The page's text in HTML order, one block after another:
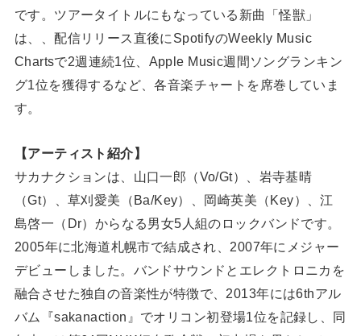
です。ツアータイトルにもなっている新曲「怪獣」
は、、配信リリース直後にSpotifyのWeekly Music
Chartsで2週連続1位、Apple Music週間ソングランキン
グ1位を獲得するなど、各音楽チャートを席巻していま
す。
【アーティスト紹介】
サカナクションは、山口一郎（Vo/Gt）、岩寺基晴
（Gt）、草刈愛美（Ba/Key）、岡崎英美（Key）、江
島啓一（Dr）からなる男女5人組のロックバンドです。
2005年に北海道札幌市で結成され、2007年にメジャー
デビューしました。バンドサウンドとエレクトロニカを
融合させた独自の音楽性が特徴で、2013年には6thアル
バム『sakanaction』でオリコン初登場1位を記録し、同